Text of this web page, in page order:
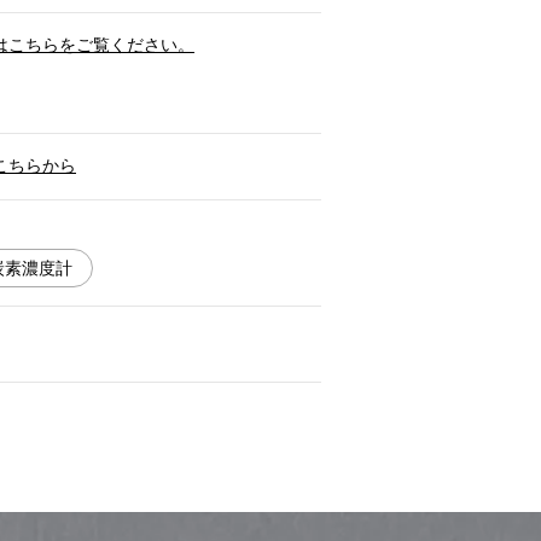
こちらをご覧ください。
ちらから
素濃度計